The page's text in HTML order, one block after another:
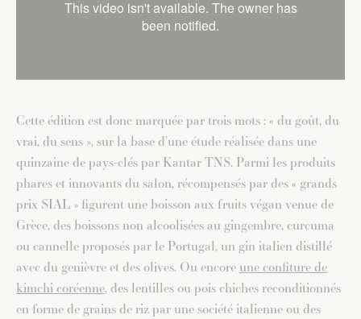
Cette édition est donc marquée par trois mots : « du goût, du
vrai, du sens », sur la base d’une étude réalisée dans une
quinzaine de pays-clés par Kantar TNS. Parmi les produits
phares et innovants du salon, récompensés par des « grands
prix SIAL » figurent une boisson aux fruits végan venue de
Grèce, des boissons non alcoolisées au gingembre, curcuma
ou cannelle proposés par le Portugal, un gin italien distillé
avec du genièvre et des olives. Ou encore une confiture de
kimchi coréenne, des lentilles ou pois chiches reconditionnés
en forme de grains de riz par une société italienne ou des